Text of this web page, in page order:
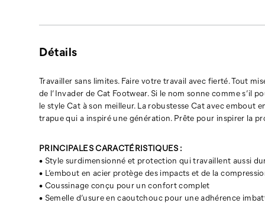
qu’il
pourrait
C’est
le
confort
et
Cat
à
son
meilleur.
La
Détails
Travailler sans limites. Faire votre travail avec fierté. Tout
de l’Invader de Cat Footwear. Si le nom sonne comme s’il
le style Cat à son meilleur. La robustesse Cat avec embout
trapue qui a inspiré une génération. Prête pour inspirer la
PRINCIPALES CARACTÉRISTIQUES :
• Style surdimensionné et protection qui travaillent aussi
• L’embout en acier protège des impacts et de la
• Coussinage conçu pour un confort complet
• Semelle d’usure en caoutchouc pour une adhérence